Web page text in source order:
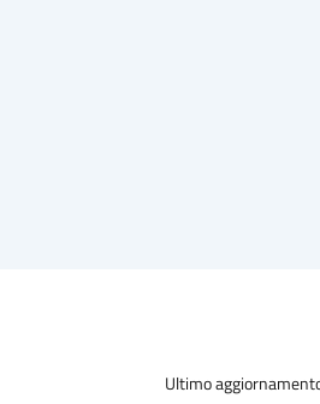
Ultimo